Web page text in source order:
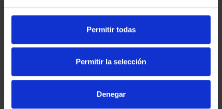
Permitir todas
Permitir la selección
Denegar
Sólo para usuarios
Sólo para usuarios
ORDENAR POR: